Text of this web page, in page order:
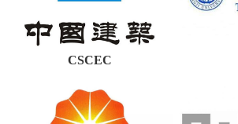
CSCEC